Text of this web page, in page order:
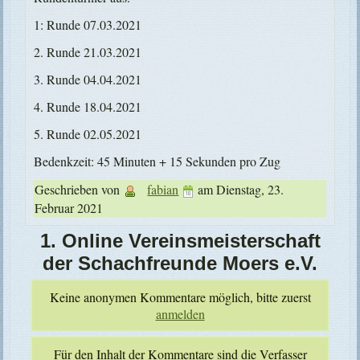
1: Runde 07.03.2021
2. Runde 21.03.2021
3. Runde 04.04.2021
4. Runde 18.04.2021
5. Runde 02.05.2021
Bedenkzeit: 45 Minuten + 15 Sekunden pro Zug
Geschrieben von
fabian amDienstag, 23.
Februar 2021
1. Online Vereinsmeisterschaft
der Schachfreunde Moers e.V.
Keine anonymen Kommentare möglich, bitte zuerst
anmelden
Für den Inhalt der Kommentare sind die Verfasser